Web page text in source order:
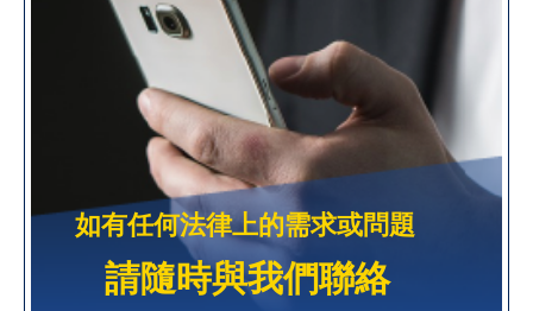
如有任何法律上的需求或問題
請隨時與我們聯絡